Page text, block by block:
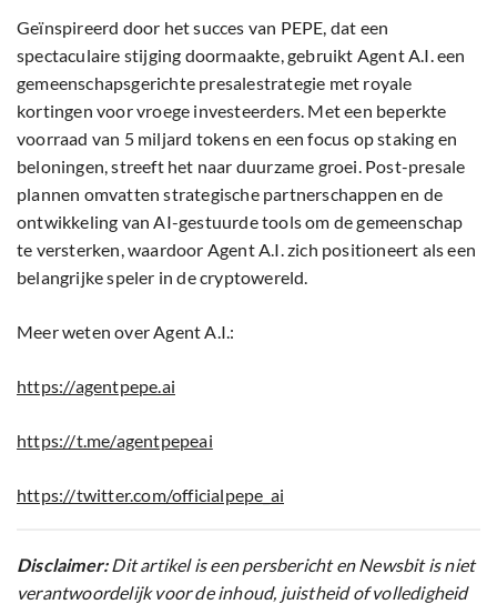
Geïnspireerd door het succes van PEPE, dat een
spectaculaire stijging doormaakte, gebruikt Agent A.I. een
gemeenschapsgerichte presalestrategie met royale
kortingen voor vroege investeerders. Met een beperkte
voorraad van 5 miljard tokens en een focus op staking en
beloningen, streeft het naar duurzame groei. Post-presale
plannen omvatten strategische partnerschappen en de
ontwikkeling van AI-gestuurde tools om de gemeenschap
te versterken, waardoor Agent A.I. zich positioneert als een
belangrijke speler in de cryptowereld.
Meer weten over Agent A.I.:
https://agentpepe.ai
https://t.me/agentpepeai
https://twitter.com/officialpepe_ai
Disclaimer: Dit artikel is een persbericht en Newsbit is niet
verantwoordelijk voor de inhoud, juistheid of volledigheid